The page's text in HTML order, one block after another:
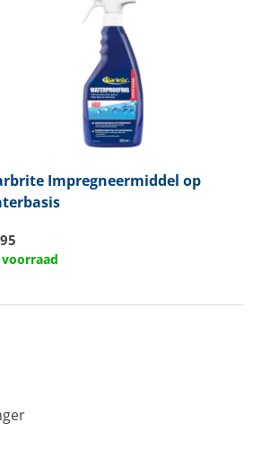
Impregneermiddel op